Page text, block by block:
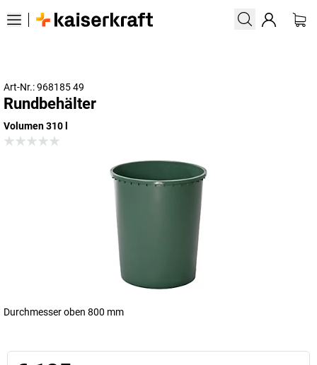
Art-Nr.: 968185 49
Rundbehälter
Volumen 310 l
Durchmesser oben 800 mm